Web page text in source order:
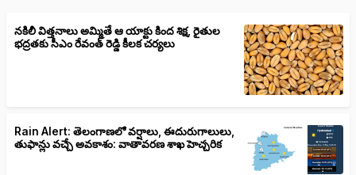
నకిలీ విత్తనాలు అమ్మితే ఆ యాక్టు కింద శిక్ష, రైతుల
భద్రతకు సీఎం రేవంత్ రెడ్డి కీలక చర్యలు
Rain Alert: తెలంగాణలో వర్షాలు, ఈదురుగాలులు,
తుఫాన్లు వచ్చే అవకాశం: వాతావరణ శాఖ హెచ్చరిక